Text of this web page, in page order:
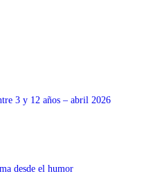
3 y 12 años – abril 2026
desde el humor